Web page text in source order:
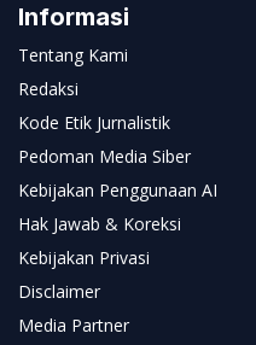
Informasi
Tentang Kami
Redaksi
Kode Etik Jurnalistik
Pedoman Media Siber
Kebijakan Penggunaan AI
Hak Jawab & Koreksi
Kebijakan Privasi
Disclaimer
Media Partner